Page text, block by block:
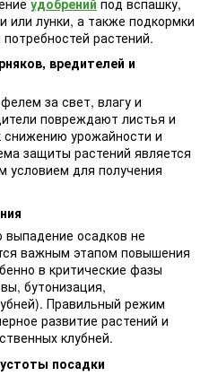
или лунки, а также подкормки
растений.
вредителей и
за свет, влагу и
повреждают листья и
снижению урожайности и
защиты растений является
условием для получения
выпадение осадков не
важным этапом повышения
в критические фазы
бутонизация,
Правильный режим
развитие растений и
клубней.
посадки